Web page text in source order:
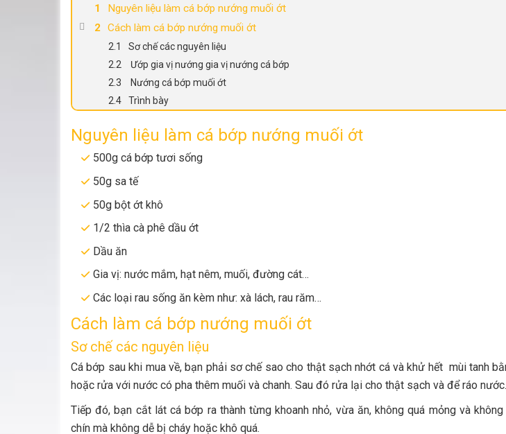
Nguyên liệu làm cá bớp nướng muối ớt
Cách làm cá bớp nướng muối ớt
Sơ chế các nguyên liệu
Ướp gia vị nướng gia vị nướng cá bớp
Nướng cá bớp muối ớt
Trình bày
Nguyên liệu làm cá bớp nướng muối ớt
500g cá bớp tươi sống
50g sa tế
50g bột ớt khô
1/2 thìa cà phê dầu ớt
Dầu ăn
Gia vị: nước mắm, hạt nêm, muối, đường cát…
Các loại rau sống ăn kèm như: xà lách, rau răm…
Cách làm cá bớp nướng muối ớt
Sơ chế các nguyên liệu
Cá bớp sau khi mua về, bạn phải sơ chế sao cho thật sạch nhớt cá và khử hết mùi tanh
hoặc rửa với nước có pha thêm muối và chanh. Sau đó rửa lại cho thật sạch và để ráo nước.
Tiếp đó, bạn cắt lát cá bớp ra thành từng khoanh nhỏ, vừa ăn, không quá mỏng và
chín mà không dễ bị cháy hoặc khô quá.